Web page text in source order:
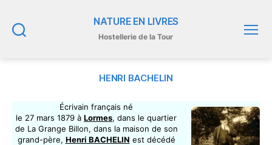
NATURE EN LIVRES
Hostellerie de la Tour
HENRI BACHELIN
Écrivain français né
le 27 mars 1879 à Lormes, dans le quartier
de La Grange Billon, dans la maison de son
grand-père, Henri BACHELIN est décédé